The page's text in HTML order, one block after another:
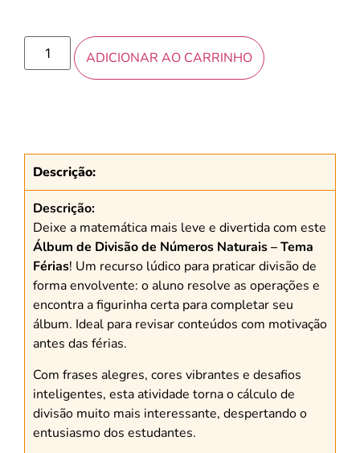
ADICIONAR AO CARRINHO
Descrição:
Descrição:
Deixe a matemática mais leve e divertida com este
Álbum de Divisão de Números Naturais – Tema
Férias! Um recurso lúdico para praticar divisão de
forma envolvente: o aluno resolve as operações e
encontra a figurinha certa para completar seu
álbum. Ideal para revisar conteúdos com motivação
antes das férias.
Com frases alegres, cores vibrantes e desafios
inteligentes, esta atividade torna o cálculo de
divisão muito mais interessante, despertando o
entusiasmo dos estudantes.